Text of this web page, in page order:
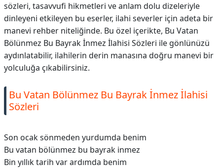
sözleri, tasavvufi hikmetleri ve anlam dolu dizeleriyle
dinleyeni etkileyen bu eserler, ilahi severler için adeta bir
manevi rehber niteliğinde. Bu özel içerikte, Bu Vatan
Bölünmez Bu Bayrak İnmez İlahisi Sözleri ile gönlünüzü
aydınlatabilir, ilahilerin derin manasına doğru manevi bir
yolculuğa çıkabilirsiniz.
Bu Vatan Bölünmez Bu Bayrak İnmez İlahisi
Sözleri
Son ocak sönmeden yurdumda benim
Bu vatan bölünmez bu bayrak inmez
Bin yıllık tarih var ardımda benim